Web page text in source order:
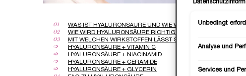
01 WAS IST HYALURONSÄURE UND WIE WIRKT SIE AUF DIE
02 WIE WIRD HYALURONSÄURE RICHTIG ANGEWENDET?
03 MIT WELCHEN WIRKSTOFFEN LÄSST SICH HYALURONSÄURE
➩ HYALURONSÄURE + VITAMIN C
➩ HYALURONSÄURE + NIACINAMID
➩ HYALURONSÄURE + CERAMIDE
➩ HYALURONSÄURE + GLYCERIN
Unbedingt
Analyse und
Services und